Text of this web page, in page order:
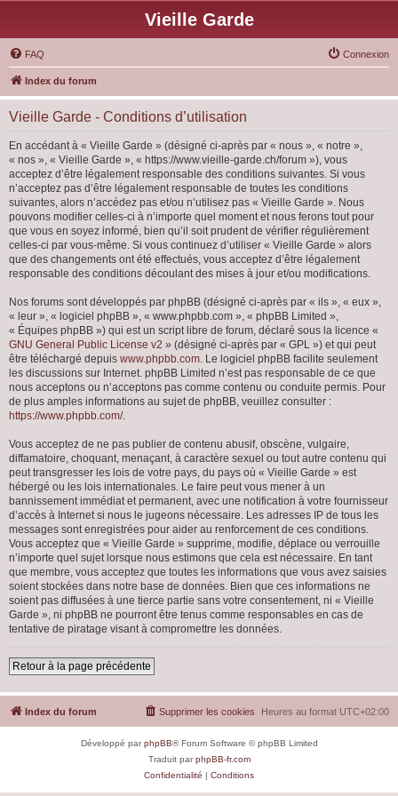
Vieille Garde
FAQ Connexion
Index du forum
Vieille Garde - Conditions d’utilisation
En accédant à « Vieille Garde » (désigné ci-après par « nous », « notre »,
« nos », « Vieille Garde », « https://www.vieille-garde.ch/forum »), vous
acceptez d’être légalement responsable des conditions suivantes. Si vous
n’acceptez pas d’être légalement responsable de toutes les conditions
suivantes, alors n’accédez pas et/ou n’utilisez pas « Vieille Garde ». Nous
pouvons modifier celles-ci à n’importe quel moment et nous ferons tout pour
que vous en soyez informé, bien qu’il soit prudent de vérifier régulièrement
celles-ci par vous-même. Si vous continuez d’utiliser « Vieille Garde » alors
que des changements ont été effectués, vous acceptez d’être légalement
responsable des conditions découlant des mises à jour et/ou modifications.
Nos forums sont développés par phpBB (désigné ci-après par « ils », « eux »,
« leur », « logiciel phpBB », « www.phpbb.com », « phpBB Limited »,
« Équipes phpBB ») qui est un script libre de forum, déclaré sous la licence «
GNU General Public License v2 » (désigné ci-après par « GPL ») et qui peut
être téléchargé depuis www.phpbb.com. Le logiciel phpBB facilite seulement
les discussions sur Internet. phpBB Limited n’est pas responsable de ce que
nous acceptons ou n’acceptons pas comme contenu ou conduite permis. Pour
de plus amples informations au sujet de phpBB, veuillez consulter :
https://www.phpbb.com/.
Vous acceptez de ne pas publier de contenu abusif, obscène, vulgaire,
diffamatoire, choquant, menaçant, à caractère sexuel ou tout autre contenu qui
peut transgresser les lois de votre pays, du pays où « Vieille Garde » est
hébergé ou les lois internationales. Le faire peut vous mener à un
bannissement immédiat et permanent, avec une notification à votre fournisseur
d’accès à Internet si nous le jugeons nécessaire. Les adresses IP de tous les
messages sont enregistrées pour aider au renforcement de ces conditions.
Vous acceptez que « Vieille Garde » supprime, modifie, déplace ou verrouille
n’importe quel sujet lorsque nous estimons que cela est nécessaire. En tant
que membre, vous acceptez que toutes les informations que vous avez saisies
soient stockées dans notre base de données. Bien que ces informations ne
soient pas diffusées à une tierce partie sans votre consentement, ni « Vieille
Garde », ni phpBB ne pourront être tenus comme responsables en cas de
tentative de piratage visant à compromettre les données.
Retour à la page précédente
Index du forum Heures au format UTC+02:00
Supprimer les cookies
Développé parphpBB® Forum Software © phpBB Limited
Traduit parphpBB-fr.com
Confidentialité | Conditions